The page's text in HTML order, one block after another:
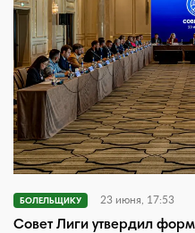
БОЛЕЛЬЩИКУ 23 июня, 17:53
Совет Лиги утвердил